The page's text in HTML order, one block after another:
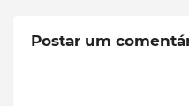
Postar um